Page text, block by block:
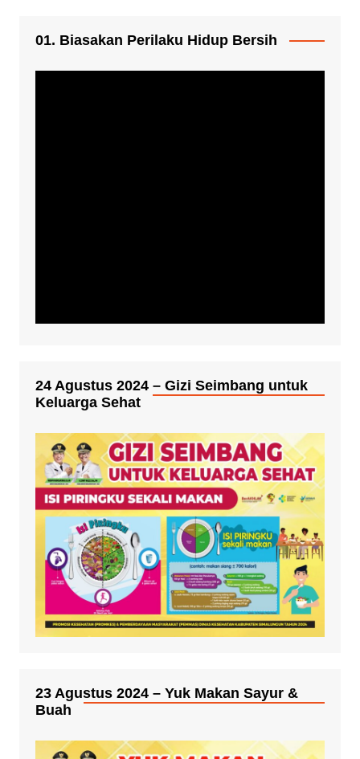
01. Biasakan Perilaku Hidup Bersih
24 Agustus 2024 – Gizi Seimbang untuk
Keluarga Sehat
23 Agustus 2024 – Yuk Makan Sayur &
Buah